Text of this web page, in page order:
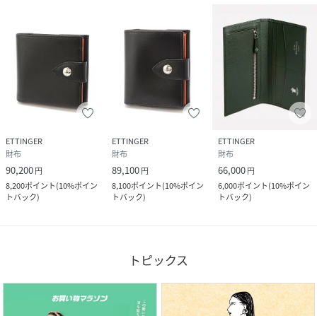
ETTINGER
財布
90,200円
8,200ポイント(10%ポイン
トバック)
ETTINGER
財布
89,100円
8,100ポイント(10%ポイン
トバック)
ETTINGER
財布
66,000円
6,000ポイント(10%ポイン
トバック)
トピックス